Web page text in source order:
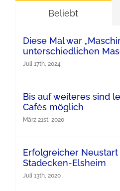
Beliebt
Diese Mal war
unterschiedlichen
Juli 17th, 2024
Bis auf weiteres sind
Cafés möglich
März 21st, 2020
Erfolgreicher
Stadecken-Elsheim
Juli 13th, 2020